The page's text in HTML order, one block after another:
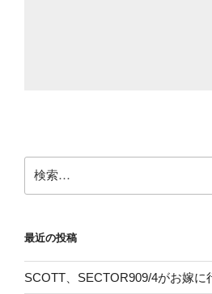
検
索:
最近の投稿
SCOTT、SECTOR909/4がお嫁に